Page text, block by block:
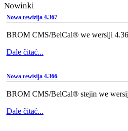
Nowinki
Nowa rewizija 4.367
BROM CMS/BelCal® we wersiji
Dale čitać...
Nowa rewisija 4.366
BROM CMS/BelCal® stejin we
Dale čitać...